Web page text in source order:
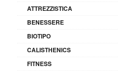
ATTREZZISTICA
BENESSERE
BIOTIPO
CALISTHENICS
FITNESS